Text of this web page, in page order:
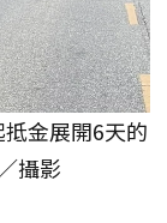
金展開6天的
攝影